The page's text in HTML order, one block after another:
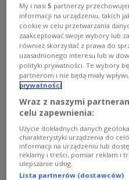
Zniszczenia w Teheranie po ataku
Die polnischen
Aviv arbeiteten derzeit
die Lage genau, erklärte
keine Hinweise darauf,
polnischer Staatsbürger
das ändern, werden
Entscheidungen
Sicherheit des
gewährleistet, bislang
verletzte Polen.
My i nasi5 partnerzy
informacji na urządzeniu, takich
cookie w celu przetwarzania
zaakceptować swoje wybory lub
również skorzystać z prawa do
uzasadnionego interesu lub w
polityki prywatności. Te wybory
partnerom i nie będą miały
prywatności
Wraz z naszymi
celu zapewnienia:
Użycie dokładnych danych
charakterystyki urządzenia do
informacji na urządzeniu lub
reklamy i treści, pomiar reklam i
ulepszanie usług.
Lista partnerów (dostawców)